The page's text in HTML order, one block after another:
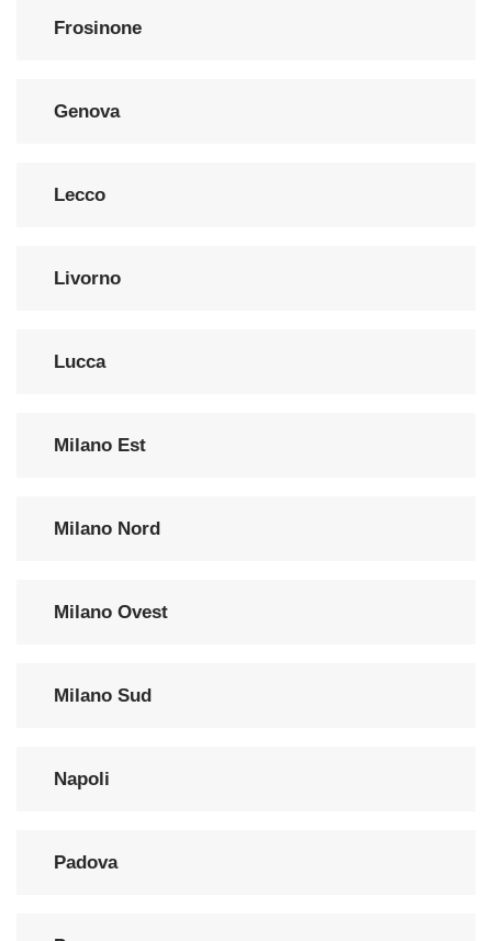
Frosinone
Genova
Lecco
Livorno
Lucca
Milano Est
Milano Nord
Milano Ovest
Milano Sud
Napoli
Padova